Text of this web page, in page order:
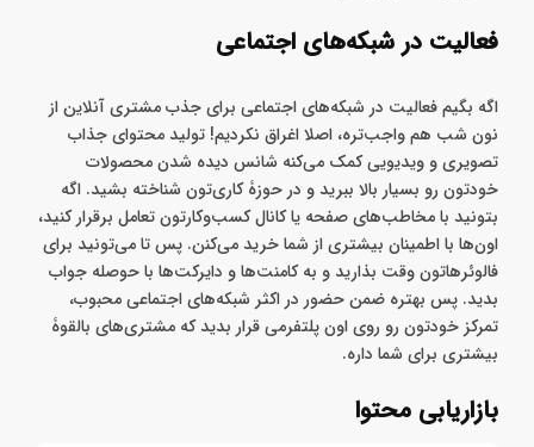
فعالیت در شبکه‌های اجتماعی
اگه بگیم فعالیت در شبکه‌های اجتماعی برای جذب مشتری آنلاین از
نون شب هم واجب‌تره، اصلا اغراق نکردیم! تولید محتوای جذاب
تصویری و ویدیویی کمک می‌کنه شانس دیده شدن محصولات
خودتون رو بسیار بالا ببرید و در حوزۀ کاری‌تون شناخته بشید. اگه
بتونید با مخاطب‌های صفحه یا کانال کسب‌وکارتون تعامل برقرار کنید،
اون‌ها با اطمینان بیشتری از شما خرید می‌کنن. پس تا می‌تونید برای
فالوئرهاتون وقت بذارید و به کامنت‌ها و دایرکت‌ها با حوصله جواب
بدید. پس بهتره ضمن حضور در اکثر شبکه‌های اجتماعی محبوب،
تمرکز خودتون رو روی اون پلتفرمی قرار بدید که مشتری‌های بالقوۀ
بیشتری برای شما داره.
بازاریابی محتوا